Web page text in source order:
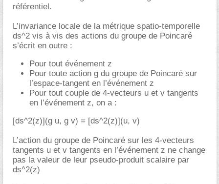
référentiel.
L’invariance locale de la métrique spatio-temporelle
ds^2 vis à vis des actions du groupe de Poincaré
s’écrit en outre :
Pour tout événement z
Pour toute action g du groupe de Poincaré sur
l’espace-tangent en l’événement z
Pour tout couple de 4-vecteurs u et v tangents
en l’événement z, on a :
[ds^2(z)](g u, g v) = [ds^2(z)](u, v)
L’action du groupe de Poincaré sur les 4-vecteurs
tangents u et v tangents en l’événement z ne change
pas la valeur de leur pseudo-produit scalaire par
ds^2(z)